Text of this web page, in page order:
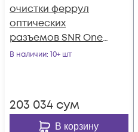
очистки феррул
оптических
разъемов SNR One-
Click-Cleaner SNR-
В наличии: 10+ шт
203 034 сум
В корзину